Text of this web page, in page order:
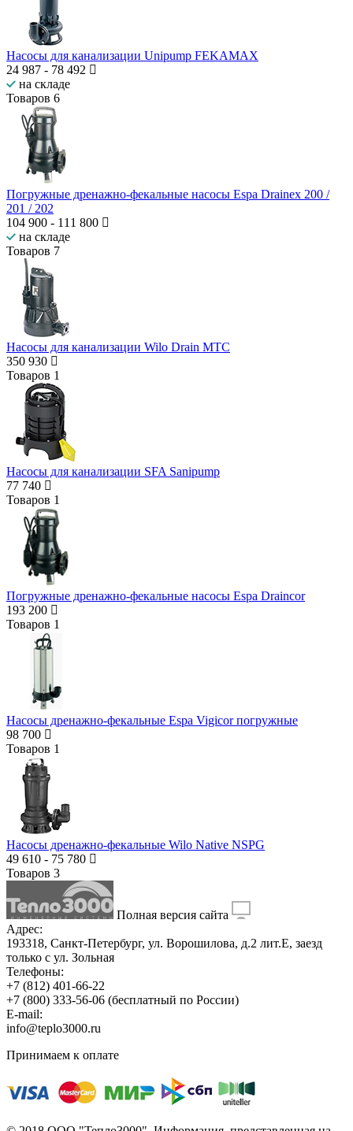
Насосы для канализации Unipump FEKAMAX
24 987 - 78 492
на складе
Товаров 6
Погружные дренажно-фекальные насосы Espa Drainex 200 /
201 / 202
104 900 - 111 800
на складе
Товаров 7
Насосы для канализации Wilo Drain MTC
350 930
Товаров 1
Насосы для канализации SFA Sanipump
77 740
Товаров 1
Погружные дренажно-фекальные насосы Espa Draincor
193 200
Товаров 1
Насосы дренажно-фекальные Espa Vigicor погружные
98 700
Товаров 1
Насосы дренажно-фекальные Wilo Native NSPG
49 610 - 75 780
Товаров 3
Полная версия сайта
Адрес:
193318, Санкт-Петербург, ул. Ворошилова, д.2 лит.Е, заезд
только с ул. Зольная
Телефоны:
+7 (812) 401-66-22
+7 (800) 333-56-06 (бесплатный по России)
E-mail:
info@teplo3000.ru
Принимаем к оплате